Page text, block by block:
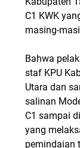
C1 KWK
masing-
Bahwa
staf KPU
Utara dan
salinan
C1 sampai
yang
pemindaian